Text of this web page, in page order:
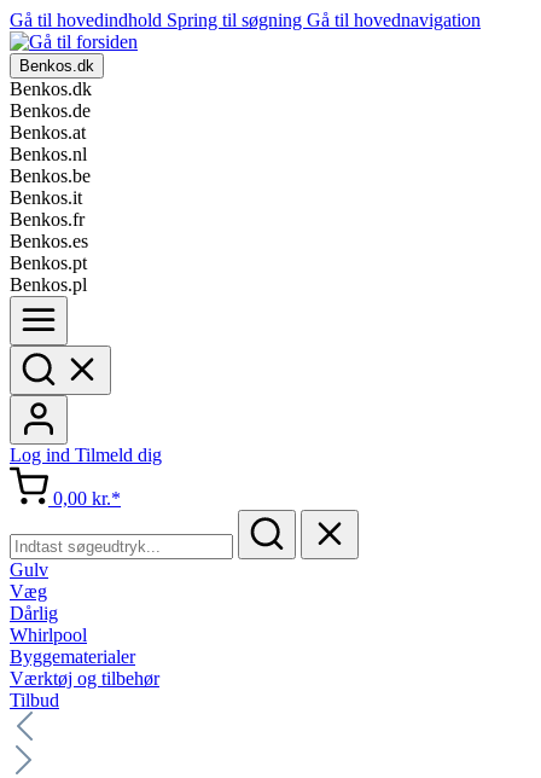
Gå til hovedindhold Spring til søgning Gå til hovednavigation
Benkos.dk
Benkos.dk
Benkos.de
Benkos.at
Benkos.nl
Benkos.be
Benkos.it
Benkos.fr
Benkos.es
Benkos.pt
Benkos.pl
Log ind Tilmeld dig
0,00 kr.*
Gulv
Væg
Dårlig
Whirlpool
Byggematerialer
Værktøj og tilbehør
Tilbud